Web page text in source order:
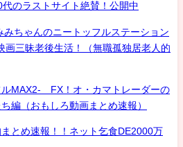
のラストサイト絶賛！公開中
みちゃんのニートッフルステーション
画三昧老後生活！（無職孤独居老人的
ルMAX2- FX！オ・カマトレーダーの
編（おもしろ動画まとめ速報）
とめ速報！！ネット乞食DE2000万